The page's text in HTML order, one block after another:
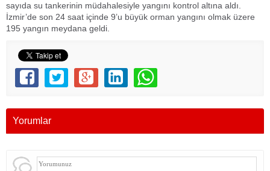
sayıda su tankerinin müdahalesiyle yangını kontrol altına aldı.
İzmir’de son 24 saat içinde 9’u büyük orman yangını olmak üzere
195 yangın meydana geldi.
Yorumlar